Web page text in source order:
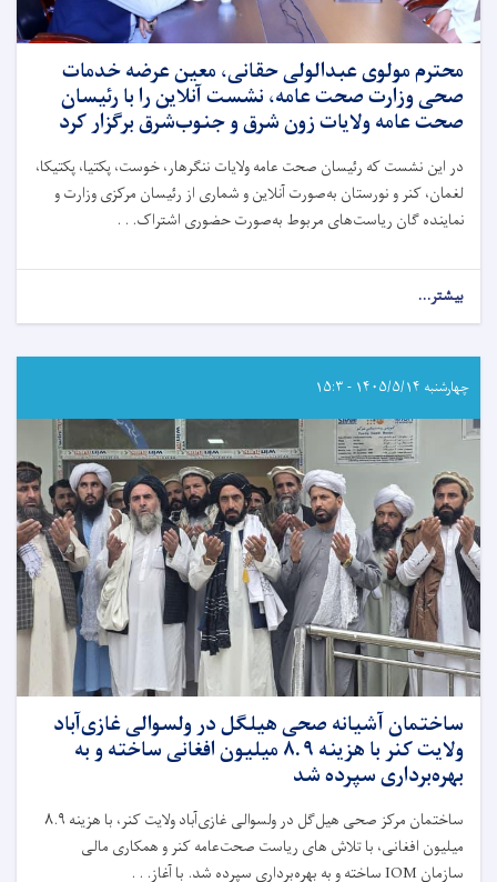
محترم مولوی عبدالولی حقانی، معین عرضه خدمات
صحی وزارت صحت عامه، نشست آنلاین را با رئیسان
صحت عامه ولایات زون شرق و جنوب‌‌شرق برگزار کرد
در این نشست که رئیسان صحت عامه ولایات ننگرهار، خوست، پکتیا، پکتیکا،
لغمان، کنر و نورستان به‌صورت آنلاین و شماری از رئیسان مرکزی وزارت و
نماینده گان ریاست‌های مربوط به‌صورت حضوری اشتراک. . .
بیشتر...
محترم
عبدالولی
حقانی،
عرضه
خدمات
صحی
وزارت
صحت
عامه،
نشست
آنلاین
را
با
رئیسان
صحت
عامه
ولایات
زون
شرق
و
جنوب‌‌شرق
برگزار
کرد
چهارشنبه ۱۴۰۵/۵/۱۴ - ۱۵:۳
ساختمان آشیانه صحی هیلگل در ولسوالی غازی‌آباد
ولایت کنر با هزینه ۸.۹ میلیون افغانی ساخته و به
بهره‌برداری سپرده شد
ساختمان مرکز صحی هیل‌گل در ولسوالی غازی‌آباد ولایت کنر، با هزینه ۸.۹
میلیون افغانی، با تلاش های ریاست صحت‌عامه کنر و همکاری مالی
سازمان IOMساخته و به بهره‌برداری سپرده شد. با آغاز. . .